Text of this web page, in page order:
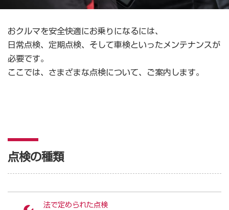
おクルマを安全快適にお乗りになるには、
日常点検、定期点検、そして車検といったメンテナンスが
必要です。
ここでは、さまざまな点検について、ご案内します。
点検の種類
法で定められた点検